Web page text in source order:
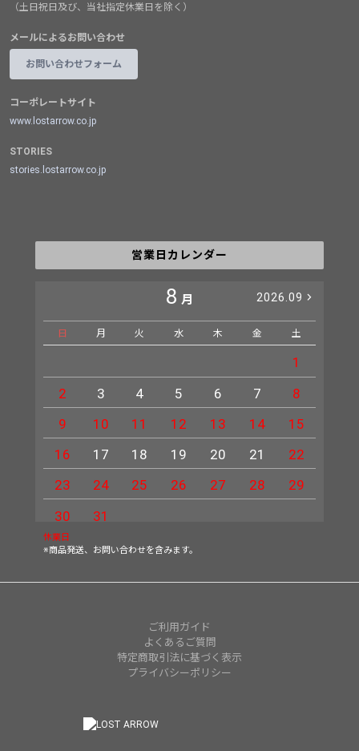
（土日祝日及び、当社指定休業日を除く）
メールによるお問い合わせ
お問い合わせフォーム
コーポレートサイト
www.lostarrow.co.jp
STORIES
stories.lostarrow.co.jp
営業日カレンダー
8 月 2026.09
日 月 火 水 木 金 土
1
2
3 4 5 6 7
8
9
10 11 12 13 14
15
16
17 18 19 20 21
22
23
24 25 26 27 28
29
30
31
休業日
※商品発送、お問い合わせを含みます。
ご利用ガイド
よくあるご質問
特定商取引法に基づく表示
プライバシーポリシー